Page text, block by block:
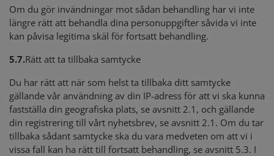
Om du gör invändningar mot sådan behandling har vi inte
längre rätt att behandla dina personuppgifter såvida vi inte
kan påvisa legitima skäl för fortsatt behandling.
5.7.Rätt att ta tillbaka samtycke
Du har rätt att när som helst ta tillbaka ditt samtycke
gällande vår användning av din IP-adress för att vi ska kunna
fastställa din geografiska plats, se avsnitt 2.1, och gällande
din registrering till vårt nyhetsbrev, se avsnitt 2.1. Om du tar
tillbaka sådant samtycke ska du vara medveten om att vi i
vissa fall kan ha rätt till fortsatt behandling, se avsnitt 5.3. I